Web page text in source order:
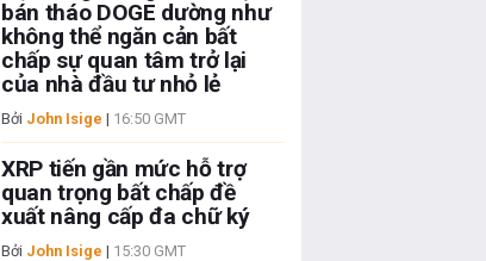
bán tháo DOGE dường như
không thể ngăn cản bất
chấp sự quan tâm trở lại
của nhà đầu tư nhỏ lẻ
Bởi John Isige | 16:50 GMT
XRP tiến gần mức hỗ trợ
quan trọng bất chấp đề
xuất nâng cấp đa chữ ký
Bởi John Isige | 15:30 GMT